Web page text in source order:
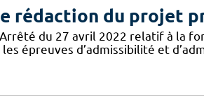
rédaction du projet
du 27 avril 2022 relatif à la
épreuves d’admissibilité et